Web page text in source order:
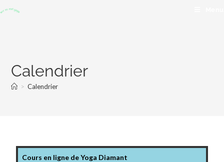
Calendrier
> Calendrier
Cours en ligne de Yoga Diamant